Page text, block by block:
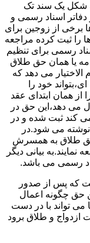
شکل یک سند تک
اسناد رسمی و
برخی از زوجین برای
را ثبت کرده مراجعه
رسمی برای تنظیم
یا همان حق طلاق
الاختیار می دهد که
خود را
همان ابتدای عقد
می دهد،این حق در
کند ثبت شده و در
می شود.در
حق طلاق به همسرش
نمایند.به بیانی دیگر
رسمی می باشد.
که پس از صدور
حق چگونه اعمال
می تواند با در دست
ازدواج و طلاق برود